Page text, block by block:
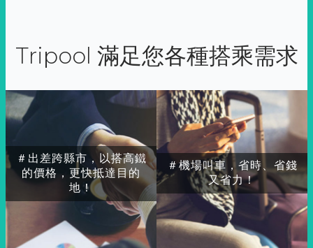
Tripool 滿足您各種搭乘需求
＃出差跨縣市，以搭高鐵
的價格，更快抵達目的
地！
＃機場叫車，省時、省錢
又省力！